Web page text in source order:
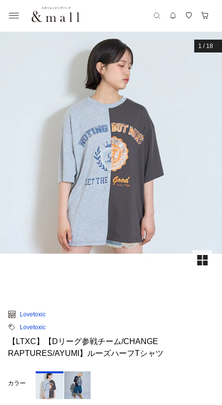
1 / 18
Lovetoxic
Lovetoxic
【LTXC】【Dリーグ参戦チーム/CHANGE
RAPTURES/AYUMI】ルーズハーフTシャツ
カラー